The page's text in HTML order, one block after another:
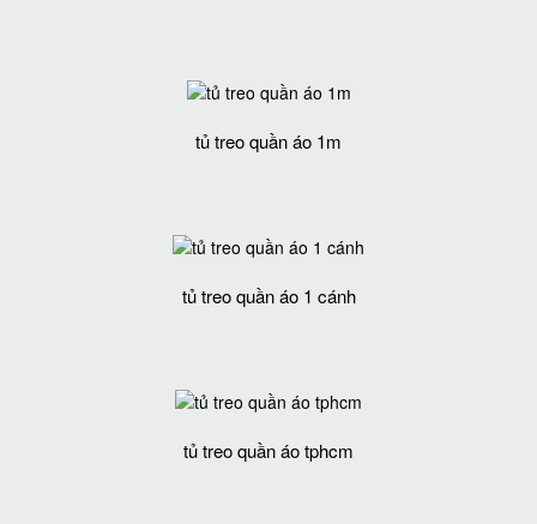
tủ treo quần áo 1m
tủ treo quần áo 1 cánh
tủ treo quần áo tphcm